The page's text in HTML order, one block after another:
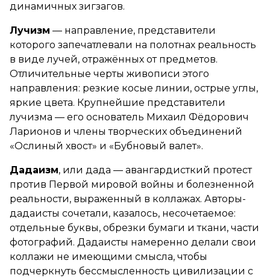
динамичных зигзагов.
Лучизм — направление, представители
которого запечатлевали на полотнах реальность
в виде лучей, отражённых от предметов.
Отличительные черты живописи этого
направления: резкие косые линии, острые углы,
яркие цвета. Крупнейшие представители
лучизма — его основатель Михаил Фёдорович
Ларионов и члены творческих объединений
«Ослиный хвост» и «Бубновый валет».
Дадаизм, или дада — авангардисткий протест
против Первой мировой войны и болезненной
реальности, выраженный в коллажах. Авторы-
дадаисты сочетали, казалось, несочетаемое:
отдельные буквы, обрезки бумаги и ткани, части
фотографий. Дадаисты намеренно делали свои
коллажи не имеющими смысла, чтобы
подчеркнуть бессмысленность цивилизации с